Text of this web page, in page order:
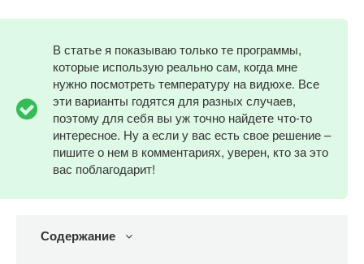
В статье я показываю только те программы,
которые использую реально сам, когда мне
нужно посмотреть температуру на видюхе. Все
эти варианты годятся для разных случаев,
поэтому для себя вы уж точно найдете что-то
интересное. Ну а если у вас есть свое решение –
пишите о нем в комментариях, уверен, кто за это
вас поблагодарит!
Содержание